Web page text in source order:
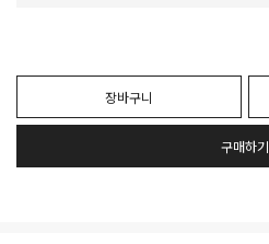
장바구니
구매하기